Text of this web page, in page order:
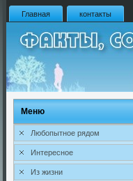
Главная контакты
Меню
Любопытное рядом
Интересное
Из жизни